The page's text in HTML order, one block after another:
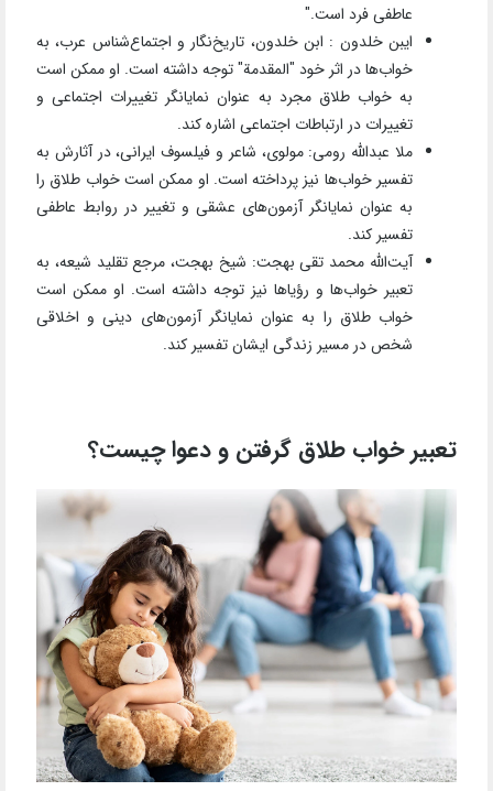
عاطفی فرد است."
ایبن خلدون : ابن خلدون، تاریخ‌نگار و اجتماع‌شناس عرب، به
خواب‌ها در اثر خود "المقدمة" توجه داشته است. او ممکن است
به خواب طلاق مجرد به عنوان نمایانگر تغییرات اجتماعی و
تغییرات در ارتباطات اجتماعی اشاره کند.
ملا عبدالله رومی: مولوی، شاعر و فیلسوف ایرانی، در آثارش به
تفسیر خواب‌ها نیز پرداخته است. او ممکن است خواب طلاق را
به عنوان نمایانگر آزمون‌های عشقی و تغییر در روابط عاطفی
تفسیر کند.
آیت‌الله محمد تقی بهجت: شیخ بهجت، مرجع تقلید شیعه، به
تعبیر خواب‌ها و رؤیاها نیز توجه داشته است. او ممکن است
خواب طلاق را به عنوان نمایانگر آزمون‌های دینی و اخلاقی
شخص در مسیر زندگی ایشان تفسیر کند.
تعبیر خواب طلاق گرفتن و دعوا چیست؟